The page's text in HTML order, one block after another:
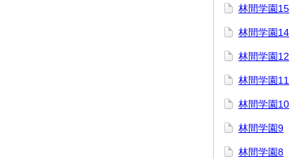
林間学園15
林間学園14
林間学園12
林間学園11
林間学園10
林間学園9
林間学園8